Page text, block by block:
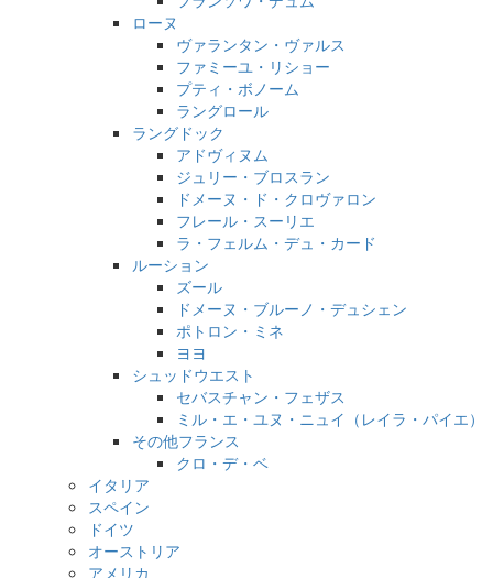
ローヌ
ヴァランタン・ヴァルス
ファミーユ・リショー
プティ・ボノーム
ラングロール
ラングドック
アドヴィヌム
ジュリー・ブロスラン
ドメーヌ・ド・クロヴァロン
フレール・スーリエ
ラ・フェルム・デュ・カード
ルーション
ズール
ドメーヌ・ブルーノ・デュシェン
ポトロン・ミネ
ヨヨ
シュッドウエスト
セバスチャン・フェザス
ミル・エ・ユヌ・ニュイ（レイラ・パイエ）
その他フランス
クロ・デ・ベ
イタリア
スペイン
ドイツ
オーストリア
アメリカ